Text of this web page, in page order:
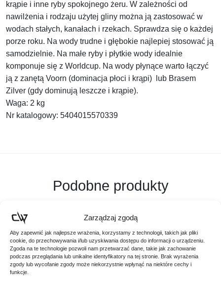
Zarządzaj zgodą
Aby zapewnić jak najlepsze wrażenia, korzystamy z technologii, takich jak pliki
cookie, do przechowywania i/lub uzyskiwania dostępu do informacji o urządzeniu.
Zgoda na te technologie pozwoli nam przetwarzać dane, takie jak zachowanie
podczas przeglądania lub unikalne identyfikatory na tej stronie. Brak wyrażenia
zgody lub wycofanie zgody może niekorzystnie wpłynąć na niektóre cechy i
funkcje.
krąpie i inne ryby spokojnego żeru. W zależności od
nawilżenia i rodzaju użytej gliny można ją zastosować w
wodach stałych, kanałach i rzekach. Sprawdza się o każdej
porze roku. Na wody trudne i głębokie najlepiej stosować ją
samodzielnie. Na małe ryby i płytkie wody idealnie
komponuje się z Worldcup. Na wody płynące warto łączyć
ją z zanętą Voorn (dominacja płoci i krąpi) lub Brasem
Zilver (gdy dominują leszcze i krąpie).
Waga: 2 kg
Nr katalogowy: 5404015570339
Podobne produkty